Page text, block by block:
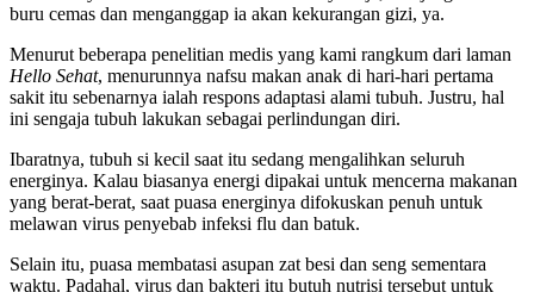
buru cemas dan menganggap ia akan kekurangan gizi, ya.
Menurut beberapa penelitian medis yang kami rangkum dari laman
Hello Sehat, menurunnya nafsu makan anak di hari-hari pertama
sakit itu sebenarnya ialah respons adaptasi alami tubuh. Justru, hal
ini sengaja tubuh lakukan sebagai perlindungan diri.
Ibaratnya, tubuh si kecil saat itu sedang mengalihkan seluruh
energinya. Kalau biasanya energi dipakai untuk mencerna makanan
yang berat-berat, saat puasa energinya difokuskan penuh untuk
melawan virus penyebab infeksi flu dan batuk.
Selain itu, puasa membatasi asupan zat besi dan seng sementara
waktu. Padahal, virus dan bakteri itu butuh nutrisi tersebut untuk